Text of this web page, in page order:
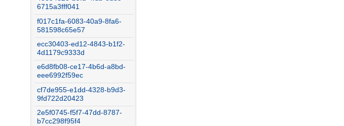
6715a3fff041
f017c1fa-6083-40a9-8fa6-
581598c65e57
ecc30403-ed12-4843-b1f2-
4d1179c9333d
e6d8fb08-ce17-4b6d-a8bd-
eee6992f59ec
cf7de955-e1dd-4328-b9d3-
9fd722d20423
2e5f0745-f5f7-47dd-8787-
b7cc298f95f4